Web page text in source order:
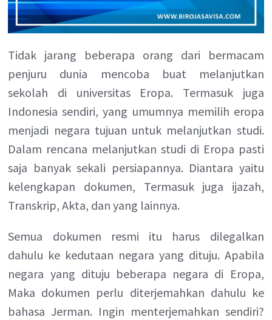
Tidak jarang beberapa orang dari bermacam
penjuru dunia mencoba buat melanjutkan
sekolah di universitas Eropa. Termasuk juga
Indonesia sendiri, yang umumnya memilih eropa
menjadi negara tujuan untuk melanjutkan studi.
Dalam rencana melanjutkan studi di Eropa pasti
saja banyak sekali persiapannya. Diantara yaitu
kelengkapan dokumen, Termasuk juga ijazah,
Transkrip, Akta, dan yang lainnya.
Semua dokumen resmi itu harus dilegalkan
dahulu ke kedutaan negara yang dituju. Apabila
negara yang dituju beberapa negara di Eropa,
Maka dokumen perlu diterjemahkan dahulu ke
bahasa Jerman. Ingin menterjemahkan sendiri?